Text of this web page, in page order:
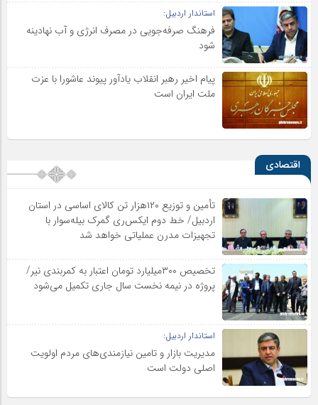
استاندار اردبیل:
فرهنگ صرفه‌جویی در مصرف انرژی و آب نهادینه
شود
پیام اخیر رهبر انقلاب یادآور پیوند عاشورا با عزت
ملت ایران است
اقتصادی
تأمین و توزیع ۱۲۰هزار تن کالای اساسی در استان
اردبیل/ خط دوم ایکس‌ری گمرک بیله‌سوار با
تجهیزات مدرن عملیاتی خواهد شد
تخصیص ۳۰۰میلیارد تومان اعتبار به کمربندی نیر/
پروژه در نیمه نخست سال جاری تکمیل می‌شود
استاندار اردبیل:
مدیریت بازار و تامین نیازمندی‌های مردم اولویت‌
اصلی دولت است